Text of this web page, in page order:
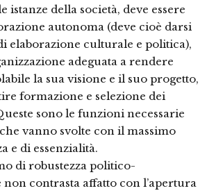
istanze della società, deve essere
autonoma (deve cioè darsi
elaborazione culturale e politica),
adeguata a rendere
la sua visione e il suo progetto,
formazione e selezione dei
sono le funzioni necessarie
vanno svolte con il massimo
e di essenzialità.
di robustezza politico-
non contrasta affatto con l’apertura